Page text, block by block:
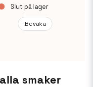
Slut på lager
Bevaka
smaker